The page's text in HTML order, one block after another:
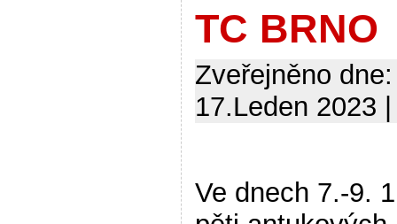
TC BRNO
Zveřejněno dne:
17.Leden 2023 |
Ve dnech 7.-9.